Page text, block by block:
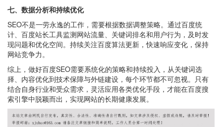
七、数据分析和持续优化
SEO不是一劳永逸的工作，需要根据数据调整策略。通过百度统
计、百度站长工具监测网站流量、关键词排名和用户行为，及时发
现问题和优化空间。持续关注百度算法更新，快速响应变化，保持
网站竞争力。
综上，做好百度SEO需要系统化的策略和持续投入，从关键词选
择、内容优化到技术保障与外链建设，每个环节都不可忽视。只有
结合自身行业和受众需求，灵活应用各类优化手段，才能在百度搜
索引擎中脱颖而出，实现网站的长期健康发展。